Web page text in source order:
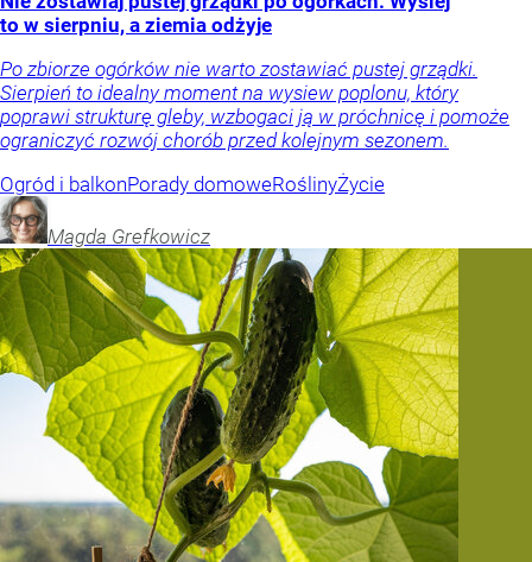
to w sierpniu, a ziemia odżyje
Po zbiorze ogórków nie warto zostawiać pustej grządki.
Sierpień to idealny moment na wysiew poplonu, który
poprawi strukturę gleby, wzbogaci ją w próchnicę i pomoże
ograniczyć rozwój chorób przed kolejnym sezonem.
Ogród i balkonPorady domoweRoślinyŻycie
Magda Grefkowicz